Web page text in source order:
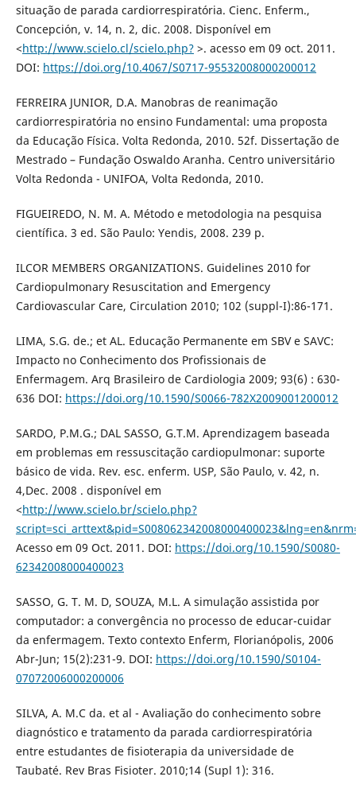
situação de parada cardiorrespiratória. Cienc. Enferm.,
Concepción, v. 14, n. 2, dic. 2008. Disponível em
<http://www.scielo.cl/scielo.php?>. acesso em 09 oct. 2011.
DOI: https://doi.org/10.4067/S0717-95532008000200012
FERREIRA JUNIOR, D.A. Manobras de reanimação
cardiorrespiratória no ensino Fundamental: uma proposta
da Educação Física. Volta Redonda, 2010. 52f. Dissertação de
Mestrado – Fundação Oswaldo Aranha. Centro universitário
Volta Redonda - UNIFOA, Volta Redonda, 2010.
FIGUEIREDO, N. M. A. Método e metodologia na pesquisa
científica. 3 ed. São Paulo: Yendis, 2008. 239 p.
ILCOR MEMBERS ORGANIZATIONS. Guidelines 2010 for
Cardiopulmonary Resuscitation and Emergency
Cardiovascular Care, Circulation 2010; 102 (suppl-I):86-171.
LIMA, S.G. de.; et AL. Educação Permanente em SBV e SAVC:
Impacto no Conhecimento dos Profissionais de
Enfermagem. Arq Brasileiro de Cardiologia 2009; 93(6) : 630-
636 DOI: https://doi.org/10.1590/S0066-782X2009001200012
SARDO, P.M.G.; DAL SASSO, G.T.M. Aprendizagem baseada
em problemas em ressuscitação cardiopulmonar: suporte
básico de vida. Rev. esc. enferm. USP, São Paulo, v. 42, n.
4,Dec. 2008 . disponível em
<http://www.scielo.br/scielo.php?
Acesso em 09 Oct. 2011. DOI: https://doi.org/10.1590/S0080-
62342008000400023
SASSO, G. T. M. D, SOUZA, M.L. A simulação assistida por
computador: a convergência no processo de educar-cuidar
da enfermagem. Texto contexto Enferm, Florianópolis, 2006
Abr-Jun; 15(2):231-9. DOI: https://doi.org/10.1590/S0104-
07072006000200006
SILVA, A. M.C da. et al - Avaliação do conhecimento sobre
diagnóstico e tratamento da parada cardiorrespiratória
entre estudantes de fisioterapia da universidade de
Taubaté. Rev Bras Fisioter. 2010;14 (Supl 1): 316.